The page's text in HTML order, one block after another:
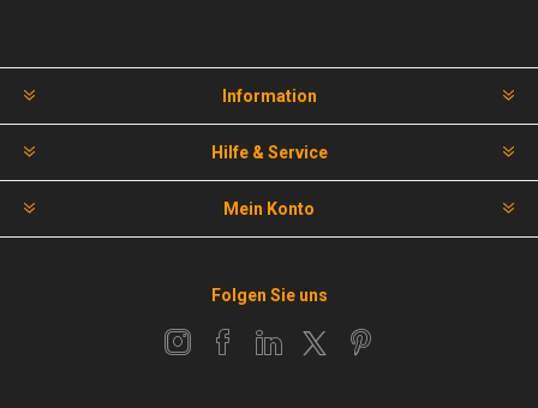
Information
Hilfe & Service
Mein Konto
Folgen Sie uns